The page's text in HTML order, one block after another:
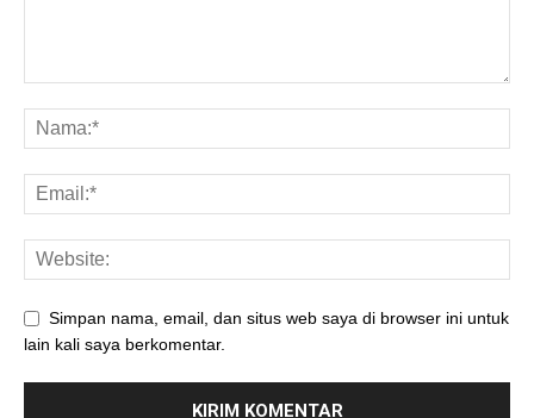
Simpan nama, email, dan situs web saya di browser ini untuk
lain kali saya berkomentar.